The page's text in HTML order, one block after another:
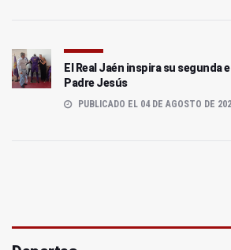
El Real Jaén inspira su segunda
Padre Jesús
PUBLICADO EL 04 DE AGOSTO DE